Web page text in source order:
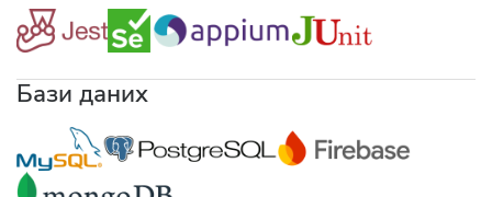
Бази даних